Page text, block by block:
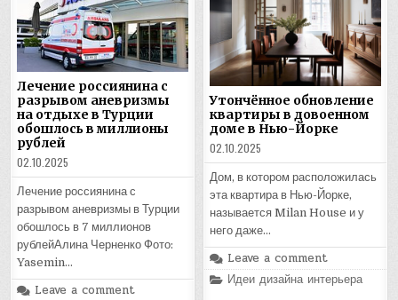
Лечение россиянина с
разрывом аневризмы
на отдыхе в Турции
обошлось в миллионы
рублей
02.10.2025
Лечение россиянина с
разрывом аневризмы в Турции
обошлось в 7 миллионов
рублейАлина Черненко Фото:
Yasemin…
Leave a comment
Утончённое обновление
квартиры в довоенном
доме в Нью-Йорке
02.10.2025
Дом, в котором расположилась
эта квартира в Нью-Йорке,
называется Milan House и у
него даже…
Leave a comment
Posted
in
Идеи дизайна интерьера